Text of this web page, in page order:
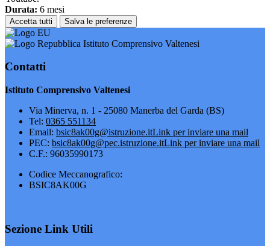
Durata: 6 mesi
Accetta tutti Salva le preferenze
Istituto Comprensivo Valtenesi
Contatti
Istituto Comprensivo Valtenesi
Via Minerva, n. 1 - 25080 Manerba del Garda (BS)
Tel: 0365 551134
Email: bsic8ak00g@istruzione.itLink per inviare una mail
PEC: bsic8ak00g@pec.istruzione.itLink per inviare una mail
C.F.: 96035990173
Codice Meccanografico:
BSIC8AK00G
Sezione Link Utili